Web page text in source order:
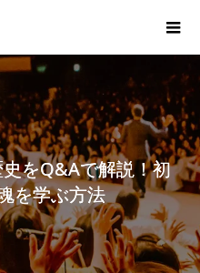
をQ&Aで解説！初
を学ぶ方法